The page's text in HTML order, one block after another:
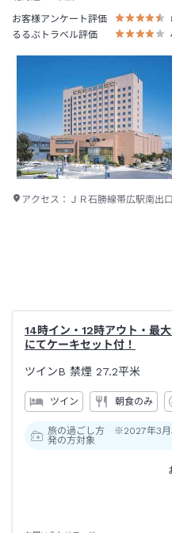
お客様アンケート評価
るるぶトラベル評価
アクセス： ＪＲ石勝線帯広駅南出
14時イン・12時アウト・最
にてケーキセット付！
ツインB 禁煙 27.2平米
ツイン 朝食のみ
旅の過ごし方 ※2027年3月
発の方対象